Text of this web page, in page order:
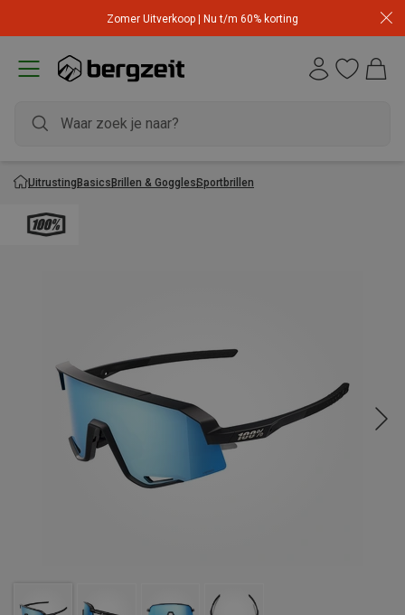
Zomer Uitverkoop | Nu t/m 60% korting
UitrustingBasicsBrillen & GogglesSportbrillen